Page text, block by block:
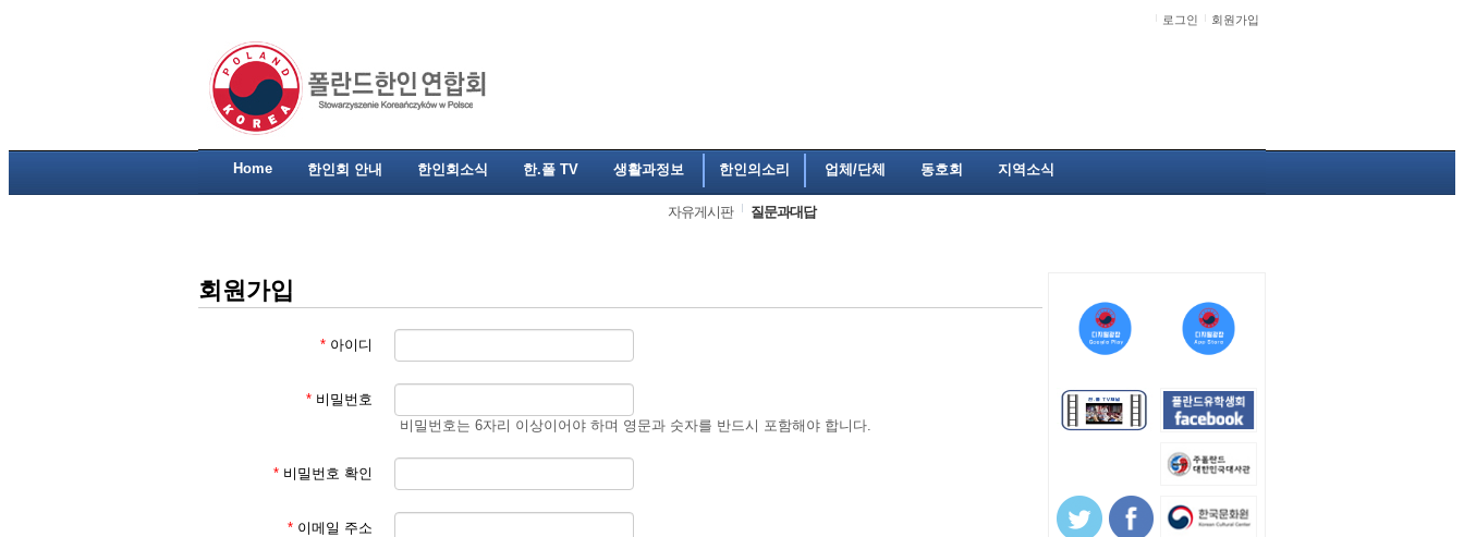
로그인 회원가입
Home 한인회 안내 한인회소식 한.폴 TV 생활과정보 한인의소리 업체/단체 동호회 지역소식
자유게시판 질문과대답
회원가입
* 아이디
* 비밀번호
비밀번호는 6자리 이상이어야 하며 영문과 숫자를 반드시 포함해야 합니다.
* 비밀번호 확인
* 이메일 주소